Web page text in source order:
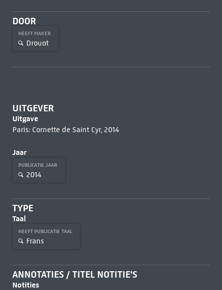
DOOR
HEEFT MAKER
Drouot
UITGEVER
Uitgave
Paris: Cornette de Saint Cyr, 2014
Jaar
PUBLICATIE JAAR
2014
TYPE
Taal
HEEFT PUBLICATIE TAAL
Frans
ANNOTATIES / TITEL NOTITIE'S
Notities